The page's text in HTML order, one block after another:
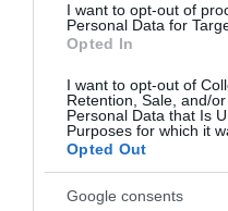
I want to opt-out of
Personal Data for
Opted In
I want to opt-out of
Retention, Sale, and/
Personal Data that Is
Purposes for which it
Opted Out
Google consents
ΡΟΗ ΕΙΔΗΣΕΩΝ
Το χρηματοδοτούμενο